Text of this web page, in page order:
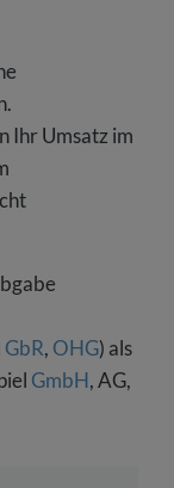
Ihr Umsatz im
GbR, OHG) als
GmbH, AG,